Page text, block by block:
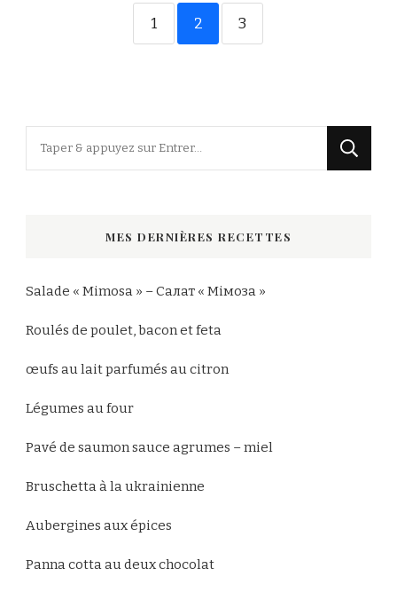
1 2 3
MES DERNIÈRES RECETTES
Salade « Mimosa » – Салат « Мімоза »
Roulés de poulet, bacon et feta
œufs au lait parfumés au citron
Légumes au four
Pavé de saumon sauce agrumes – miel
Bruschetta à la ukrainienne
Aubergines aux épices
Panna cotta au deux chocolat